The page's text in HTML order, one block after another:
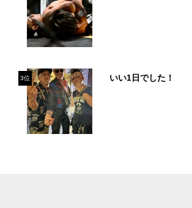
3位 いい1日でした！